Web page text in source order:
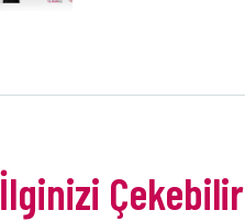
İlginizi Çekebilir